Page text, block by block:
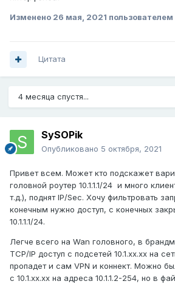
Изменено 26 мая, 2021
Цитата
4 месяца спустя...
SySOPik
Опубликовано 5 октября, 2021
Привет всем. Может кто подскажет
головной роутер 10.1.1.1/24 и много
т.д.), поднят IP/Sec. Хочу фильтровать
конечным нужно доступ, с конечных
10.1.1.1/24.
Легче всего на Wan головного, в
TCP/IP доступ с подсетей 10.1.хх.хх на
пропадет и сам VPN и коннект. Можно
с 10.1.хх.хх на адреса 10.1.1.2-254, но в